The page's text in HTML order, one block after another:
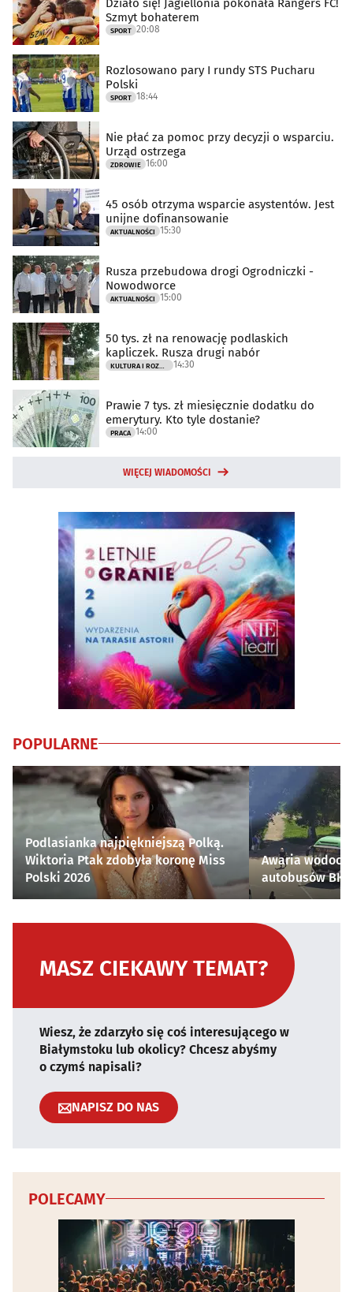
Działo się! Jagiellonia pokonała Rangers FC!
Szmyt bohaterem
SPORT 20:08
Rozlosowano pary I rundy STS Pucharu
Polski
SPORT 18:44
Nie płać za pomoc przy decyzji o wsparciu.
Urząd ostrzega
ZDROWIE 16:00
45 osób otrzyma wsparcie asystentów. Jest
unijne dofinansowanie
AKTUALNOŚCI 15:30
Rusza przebudowa drogi Ogrodniczki -
Nowodworce
AKTUALNOŚCI 15:00
50 tys. zł na renowację podlaskich
kapliczek. Rusza drugi nabór
KULTURA I ROZRYWKA 14:30
Prawie 7 tys. zł miesięcznie dodatku do
emerytury. Kto tyle dostanie?
PRACA 14:00
WIĘCEJ WIADOMOŚCI
POPULARNE
Podlasianka najpiękniejszą Polką.
Wiktoria Ptak zdobyła koronę Miss
Polski 2026
Awaria
autobusów
MASZ CIEKAWY TEMAT?
Wiesz, że zdarzyło się coś interesującego w
Białymstoku lub okolicy? Chcesz abyśmy
o czymś napisali?
NAPISZ DO NAS
POLECAMY